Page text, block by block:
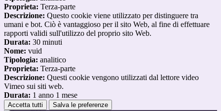
Proprieta: Terza-parte
Descrizione: Questo cookie viene utilizzato per distinguere tra
umani e bot. Ciò è vantaggioso per il sito Web, al fine di effettuare
rapporti validi sull'utilizzo del proprio sito Web.
Durata: 30 minuti
Nome: vuid
Tipologia: analitico
Proprieta: Terza-parte
Descrizione: Questi cookie vengono utilizzati dal lettore video
Vimeo sui siti web.
Durata: 1 anno 1 mese
Accetta tutti Salva le preferenze